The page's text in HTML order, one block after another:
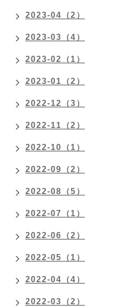
2023-04（2）
2023-03（4）
2023-02（1）
2023-01（2）
2022-12（3）
2022-11（2）
2022-10（1）
2022-09（2）
2022-08（5）
2022-07（1）
2022-06（2）
2022-05（1）
2022-04（4）
2022-03（2）